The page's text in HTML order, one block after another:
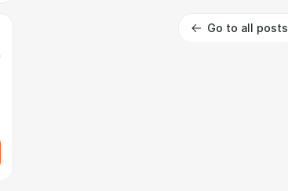
Go to all posts